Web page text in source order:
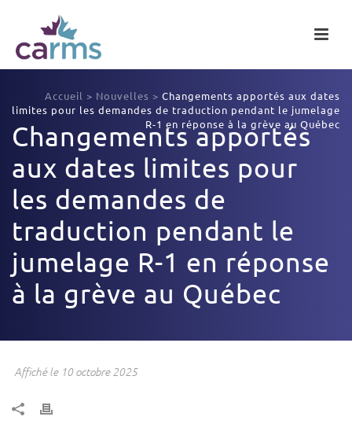
Accueil > Nouvelles > Changements apportés aux dates
limites pour les demandes de traduction pendant le jumelage
R-1 en réponse à la grève au Québec
Changements apportés
aux dates limites pour
les demandes de
traduction pendant le
jumelage R-1 en réponse
à la grève au Québec
Affiché le 10 octobre 2025